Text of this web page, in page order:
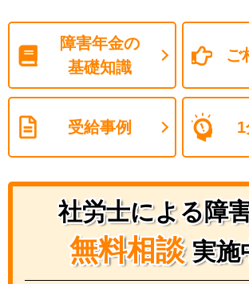
障害年金の
基礎知識
ご
受給事例
社労士による障
無料相談 実施